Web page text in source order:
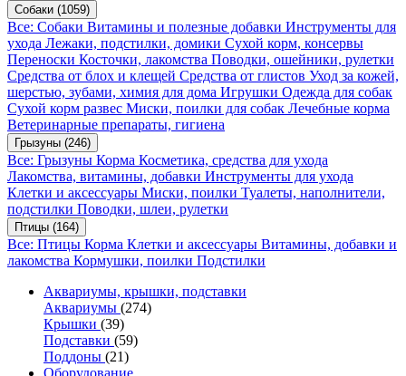
Собаки (1059)
Все: Собаки Витамины и полезные добавки Инструменты для
ухода Лежаки, подстилки, домики Сухой корм, консервы
Переноски Косточки, лакомства Поводки, ошейники, рулетки
Средства от блох и клещей Средства от глистов Уход за кожей,
шерстью, зубами, химия для дома Игрушки Одежда для собак
Сухой корм развес Миски, поилки для собак Лечебные корма
Ветеринарные препараты, гигиена
Грызуны (246)
Все: Грызуны Корма Косметика, средства для ухода
Лакомства, витамины, добавки Инструменты для ухода
Клетки и аксессуары Миски, поилки Туалеты, наполнители,
подстилки Поводки, шлеи, рулетки
Птицы (164)
Все: Птицы Корма Клетки и аксессуары Витамины, добавки и
лакомства Кормушки, поилки Подстилки
Аквариумы, крышки, подставки
Аквариумы (274)
Крышки (39)
Подставки (59)
Поддоны (21)
Оборудование